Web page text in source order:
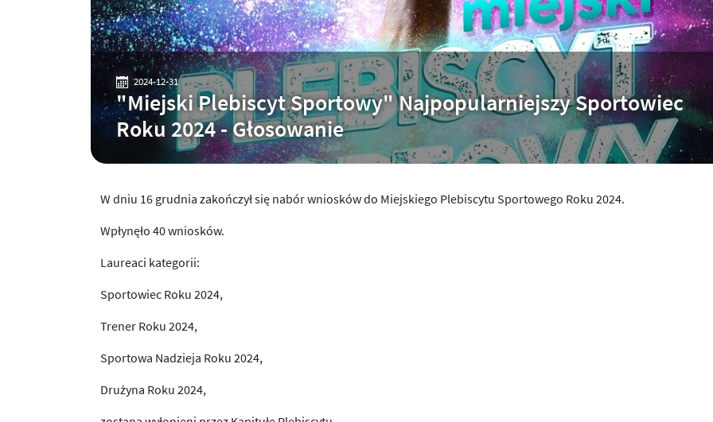
2024-12-31
"Miejski Plebiscyt Sportowy" Najpopularniejszy Sportowiec
Roku 2024 - Głosowanie
W dniu 16 grudnia zakończył się nabór wniosków do Miejskiego Plebiscytu Sportowego Roku 2024.
Wpłynęło 40 wniosków.
Laureaci kategorii:
Sportowiec Roku 2024,
Trener Roku 2024,
Sportowa Nadzieja Roku 2024,
Drużyna Roku 2024,